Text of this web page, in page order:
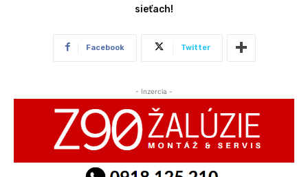
sieťach!
Facebook Twitter
- Inzercia -